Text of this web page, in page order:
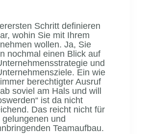
Schritt definieren
wohin Sie mit Ihrem
wollen. Ja, Sie
nochmal einen Blick auf
und
Ein wie
berechtigter Ausruf
soviel am Hals und will
ist da nicht
Das reicht nicht für
gelungenen und
Teamaufbau.